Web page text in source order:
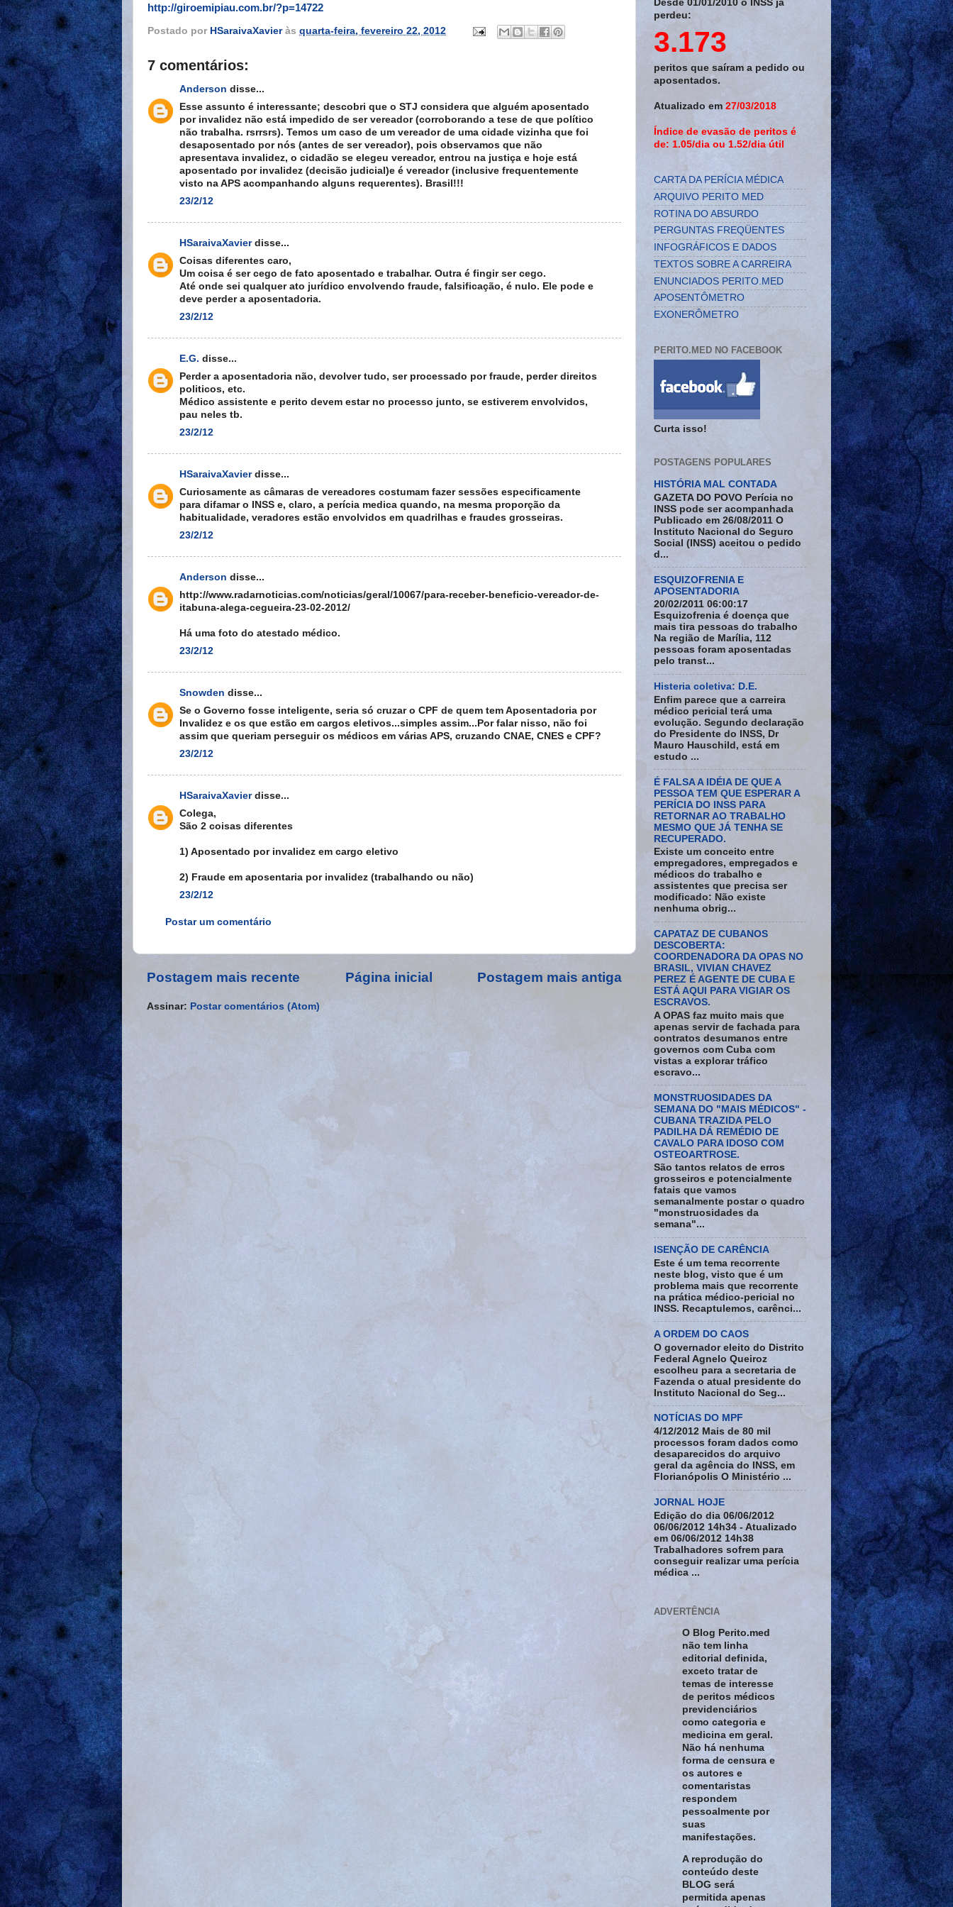
http://giroemipiau.com.br/?p=14722
Postado por HSaraivaXavier às quarta-feira, fevereiro 22, 2012
7 comentários:
Anderson disse...
Esse assunto é interessante; descobri que o STJ considera que alguém aposentado
por invalidez não está impedido de ser vereador (corroborando a tese de que político
não trabalha. rsrrsrs). Temos um caso de um vereador de uma cidade vizinha que foi
desaposentado por nós (antes de ser vereador), pois observamos que não
apresentava invalidez, o cidadão se elegeu vereador, entrou na justiça e hoje está
aposentado por invalidez (decisão judicial)e é vereador (inclusive frequentemente
visto na APS acompanhando alguns requerentes). Brasil!!!
23/2/12
HSaraivaXavierdisse...
Coisas diferentes caro,
Um coisa é ser cego de fato aposentado e trabalhar. Outra é fingir ser cego.
Até onde sei qualquer ato jurídico envolvendo fraude, falsificação, é nulo. Ele pode e
deve perder a aposentadoria.
23/2/12
E.G. disse...
Perder a aposentadoria não, devolver tudo, ser processado por fraude, perder direitos
politicos, etc.
Médico assistente e perito devem estar no processo junto, se estiverem envolvidos,
pau neles tb.
23/2/12
HSaraivaXavierdisse...
Curiosamente as câmaras de vereadores costumam fazer sessões especificamente
para difamar o INSS e, claro, a perícia medica quando, na mesma proporção da
habitualidade, veradores estão envolvidos em quadrilhas e fraudes grosseiras.
23/2/12
Anderson disse...
http://www.radarnoticias.com/noticias/geral/10067/para-receber-beneficio-vereador-de-
itabuna-alega-cegueira-23-02-2012/
Há uma foto do atestado médico.
23/2/12
Snowden disse...
Se o Governo fosse inteligente, seria só cruzar o CPF de quem tem Aposentadoria por
Invalidez e os que estão em cargos eletivos...simples assim...Por falar nisso, não foi
assim que queriam perseguir os médicos em várias APS, cruzando CNAE, CNES e CPF?
23/2/12
HSaraivaXavierdisse...
Colega,
São 2 coisas diferentes
1) Aposentado por invalidez em cargo eletivo
2) Fraude em aposentaria por invalidez (trabalhando ou não)
23/2/12
Postar um comentário
Postagem mais recente Postagem mais antiga
Página inicial
Assinar: Postar comentários (Atom)
Desde 01/01/2010 o INSS já
perdeu:
3.173
peritos que saíram a pedido ou
aposentados.
Atualizado em 27/03/2018
Índice de evasão de peritos é
de: 1.05/dia ou 1.52/dia útil
CARTA DA PERÍCIA MÉDICA
ARQUIVO PERITO MED
ROTINA DO ABSURDO
PERGUNTAS FREQÜENTES
INFOGRÁFICOS E DADOS
TEXTOS SOBRE A CARREIRA
ENUNCIADOS PERITO.MED
APOSENTÔMETRO
EXONERÔMETRO
PERITO.MED NO FACEBOOK
Curta isso!
POSTAGENS POPULARES
HISTÓRIA MAL CONTADA
GAZETA DO POVO Perícia no
INSS pode ser acompanhada
Publicado em 26/08/2011 O
Instituto Nacional do Seguro
Social (INSS) aceitou o pedido
d...
ESQUIZOFRENIA E
APOSENTADORIA
20/02/2011 06:00:17
Esquizofrenia é doença que
mais tira pessoas do trabalho
Na região de Marília, 112
pessoas foram aposentadas
pelo transt...
Histeria coletiva: D.E.
Enfim parece que a carreira
médico pericial terá uma
evolução. Segundo declaração
do Presidente do INSS, Dr
Mauro Hauschild, está em
estudo ...
É FALSA A IDÉIA DE QUE A
PESSOA TEM QUE ESPERAR A
PERÍCIA DO INSS PARA
RETORNAR AO TRABALHO
MESMO QUE JÁ TENHA SE
RECUPERADO.
Existe um conceito entre
empregadores, empregados e
médicos do trabalho e
assistentes que precisa ser
modificado: Não existe
nenhuma obrig...
CAPATAZ DE CUBANOS
DESCOBERTA:
COORDENADORA DA OPAS NO
BRASIL, VIVIAN CHAVEZ
PEREZ É AGENTE DE CUBA E
ESTÁ AQUI PARA VIGIAR OS
ESCRAVOS.
A OPAS faz muito mais que
apenas servir de fachada para
contratos desumanos entre
governos com Cuba com
vistas a explorar tráfico
escravo...
MONSTRUOSIDADES DA
SEMANA DO "MAIS MÉDICOS" -
CUBANA TRAZIDA PELO
PADILHA DÁ REMÉDIO DE
CAVALO PARA IDOSO COM
OSTEOARTROSE.
São tantos relatos de erros
grosseiros e potencialmente
fatais que vamos
semanalmente postar o quadro
"monstruosidades da
semana"...
ISENÇÃO DE CARÊNCIA
Este é um tema recorrente
neste blog, visto que é um
problema mais que recorrente
na prática médico-pericial no
INSS. Recaptulemos, carênci...
A ORDEM DO CAOS
O governador eleito do Distrito
Federal Agnelo Queiroz
escolheu para a secretaria de
Fazenda o atual presidente do
Instituto Nacional do Seg...
NOTÍCIAS DO MPF
4/12/2012 Mais de 80 mil
processos foram dados como
desaparecidos do arquivo
geral da agência do INSS, em
Florianópolis O Ministério ...
JORNAL HOJE
Edição do dia 06/06/2012
06/06/2012 14h34 - Atualizado
em 06/06/2012 14h38
Trabalhadores sofrem para
conseguir realizar uma perícia
médica ...
ADVERTÊNCIA
O Blog Perito.med
não tem linha
editorial definida,
exceto tratar de
temas de interesse
de peritos médicos
previdenciários
como categoria e
medicina em geral.
Não há nenhuma
forma de censura e
os autores e
comentaristas
respondem
pessoalmente por
suas
manifestações.
A reprodução do
conteúdo deste
BLOG será
permitida apenas